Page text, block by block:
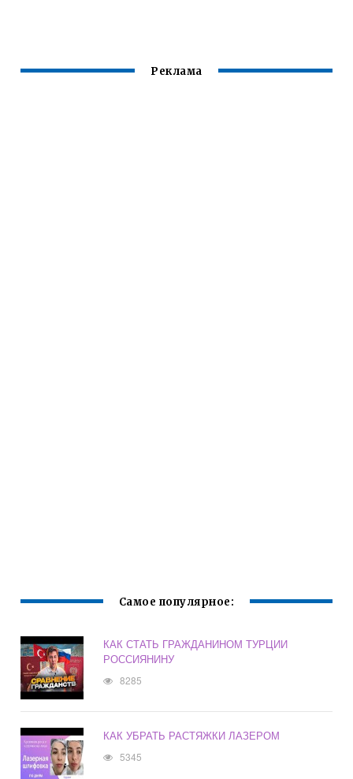
Реклама
Самое популярное:
КАК СТАТЬ ГРАЖДАНИНОМ ТУРЦИИ
РОССИЯНИНУ
8285
КАК УБРАТЬ РАСТЯЖКИ ЛАЗЕРОМ
5345